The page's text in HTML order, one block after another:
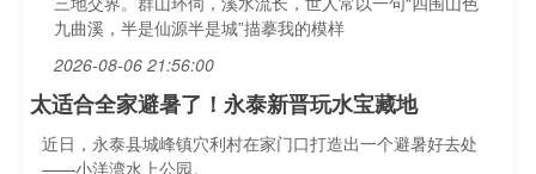
九曲溪，半是仙源半是城”描摹我的模样
2026-08-06 21:56:00
太适合全家避暑了！永泰新晋玩水宝藏地
近日，永泰县城峰镇穴利村在家门口打造出一个避暑好去处
——小洋湾水上公园。